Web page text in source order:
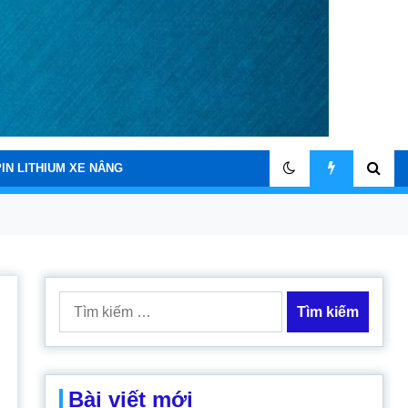
LITHIUM XE NÂNG
cho:
Bài viết mới